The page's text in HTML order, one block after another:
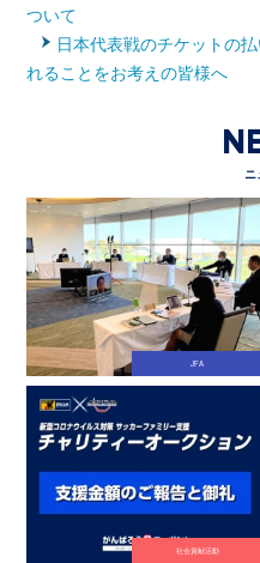
ついて
日本代表戦のチケットの
れることをお考えの皆様へ
ニ
JFA
社会貢献活動